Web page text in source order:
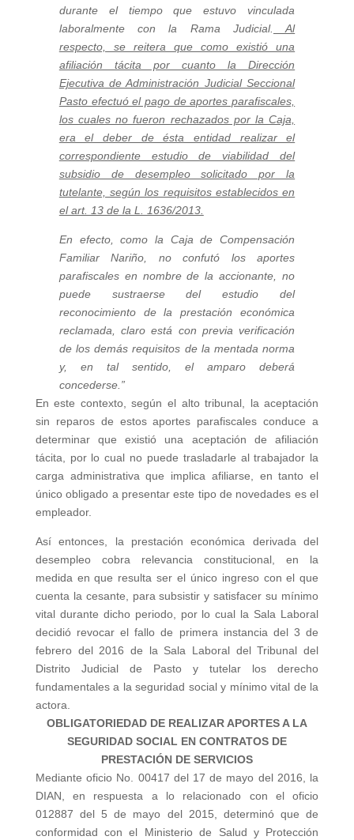
durante el tiempo que estuvo vinculada
laboralmente con la Rama Judicial.
Al
respecto, se reitera que como existió una
afiliación tácita por cuanto la Dirección
Ejecutiva de Administración Judicial Seccional
Pasto efectuó el pago de aportes parafiscales,
los cuales no fueron rechazados por la Caja,
era el deber de ésta entidad realizar el
correspondiente estudio de viabilidad del
subsidio de desempleo solicitado por la
tutelante, según los requisitos establecidos en
el art. 13 de la L. 1636/2013.
En efecto, como la Caja de Compensación
Familiar Nariño, no confutó los aportes
parafiscales en nombre de la accionante, no
puede sustraerse del estudio del
reconocimiento de la prestación económica
reclamada, claro está con previa verificación
de los demás requisitos de la mentada norma
y, en tal sentido, el amparo deberá
concederse.”
En este contexto, según el alto tribunal, la aceptación
sin reparos de estos aportes parafiscales conduce a
determinar que existió una aceptación de afiliación
tácita, por lo cual no puede trasladarle al trabajador la
carga administrativa que implica afiliarse, en tanto el
único obligado a presentar este tipo de novedades es el
empleador.
Así entonces, la prestación económica derivada del
desempleo cobra relevancia constitucional, en la
medida en que resulta ser el único ingreso con el que
cuenta la cesante, para subsistir y satisfacer su mínimo
vital durante dicho periodo, por lo cual la Sala Laboral
decidió revocar el fallo de primera instancia del 3 de
febrero del 2016 de la Sala Laboral del Tribunal del
Distrito Judicial de Pasto y tutelar los derecho
fundamentales a la seguridad social y mínimo vital de la
actora.
OBLIGATORIEDAD DE REALIZAR APORTES A LA
SEGURIDAD SOCIAL EN CONTRATOS DE
PRESTACIÓN DE SERVICIOS
Mediante oficio No. 00417 del 17 de mayo del 2016, la
DIAN, en respuesta a lo relacionado con el oficio
012887 del 5 de mayo del 2015, determinó que de
conformidad con el Ministerio de Salud y Protección